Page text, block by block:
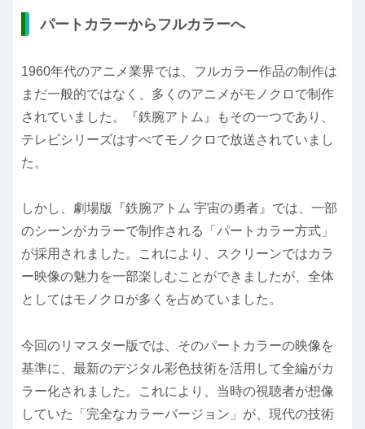
パートカラーからフルカラーへ
1960年代のアニメ業界では、フルカラー作品の制作は
まだ一般的ではなく、多くのアニメがモノクロで制作
されていました。『鉄腕アトム』もその一つであり、
テレビシリーズはすべてモノクロで放送されていまし
た。
しかし、劇場版『鉄腕アトム 宇宙の勇者』では、一部
のシーンがカラーで制作される「パートカラー方式」
が採用されました。これにより、スクリーンではカラ
ー映像の魅力を一部楽しむことができましたが、全体
としてはモノクロが多くを占めていました。
今回のリマスター版では、そのパートカラーの映像を
基準に、最新のデジタル彩色技術を活用して全編がカ
ラー化されました。これにより、当時の視聴者が想像
していた「完全なカラーバージョン」が、現代の技術